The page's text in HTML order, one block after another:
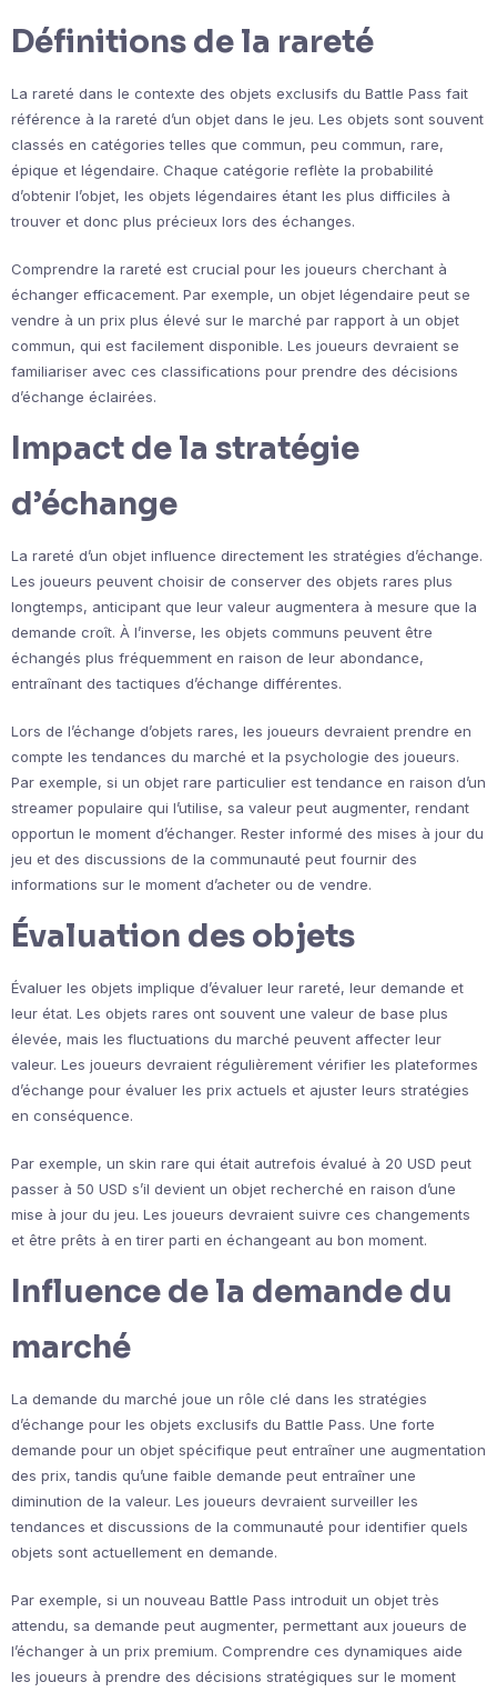
Définitions de la rareté
La rareté dans le contexte des objets exclusifs du Battle Pass fait
référence à la rareté d’un objet dans le jeu. Les objets sont souvent
classés en catégories telles que commun, peu commun, rare,
épique et légendaire. Chaque catégorie reflète la probabilité
d’obtenir l’objet, les objets légendaires étant les plus difficiles à
trouver et donc plus précieux lors des échanges.
Comprendre la rareté est crucial pour les joueurs cherchant à
échanger efficacement. Par exemple, un objet légendaire peut se
vendre à un prix plus élevé sur le marché par rapport à un objet
commun, qui est facilement disponible. Les joueurs devraient se
familiariser avec ces classifications pour prendre des décisions
d’échange éclairées.
Impact de la stratégie
d’échange
La rareté d’un objet influence directement les stratégies d’échange.
Les joueurs peuvent choisir de conserver des objets rares plus
longtemps, anticipant que leur valeur augmentera à mesure que la
demande croît. À l’inverse, les objets communs peuvent être
échangés plus fréquemment en raison de leur abondance,
entraînant des tactiques d’échange différentes.
Lors de l’échange d’objets rares, les joueurs devraient prendre en
compte les tendances du marché et la psychologie des joueurs.
Par exemple, si un objet rare particulier est tendance en raison d’un
streamer populaire qui l’utilise, sa valeur peut augmenter, rendant
opportun le moment d’échanger. Rester informé des mises à jour du
jeu et des discussions de la communauté peut fournir des
informations sur le moment d’acheter ou de vendre.
Évaluation des objets
Évaluer les objets implique d’évaluer leur rareté, leur demande et
leur état. Les objets rares ont souvent une valeur de base plus
élevée, mais les fluctuations du marché peuvent affecter leur
valeur. Les joueurs devraient régulièrement vérifier les plateformes
d’échange pour évaluer les prix actuels et ajuster leurs stratégies
en conséquence.
Par exemple, un skin rare qui était autrefois évalué à 20 USD peut
passer à 50 USD s’il devient un objet recherché en raison d’une
mise à jour du jeu. Les joueurs devraient suivre ces changements
et être prêts à en tirer parti en échangeant au bon moment.
Influence de la demande du
marché
La demande du marché joue un rôle clé dans les stratégies
d’échange pour les objets exclusifs du Battle Pass. Une forte
demande pour un objet spécifique peut entraîner une augmentation
des prix, tandis qu’une faible demande peut entraîner une
diminution de la valeur. Les joueurs devraient surveiller les
tendances et discussions de la communauté pour identifier quels
objets sont actuellement en demande.
Par exemple, si un nouveau Battle Pass introduit un objet très
attendu, sa demande peut augmenter, permettant aux joueurs de
l’échanger à un prix premium. Comprendre ces dynamiques aide
les joueurs à prendre des décisions stratégiques sur le moment